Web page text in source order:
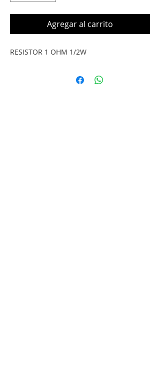
Agregar al carrito
RESISTOR 1 OHM 1/2W